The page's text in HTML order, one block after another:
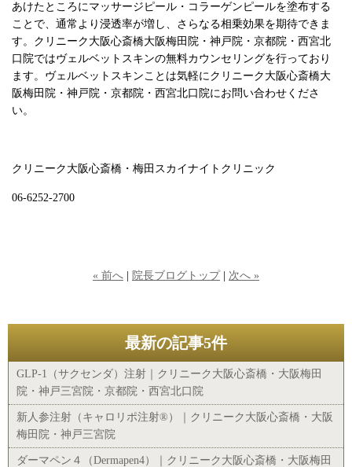
あけたところにマッサージピール・コラーゲンピールを塗布する
ことで、通常より浸透率が増し、さらなる相乗効果を期待できま
す。クリニーク大阪心斎橋大阪梅田院・神戸院・京都院・西宮北
口院ではヴェルベットスキンの無料カウンセリングを行っており
ます。ヴェルベットスキンことは気軽にクリニーク大阪心斎橋大
阪梅田院・神戸院・京都院・西宮北口院にお問い合わせくださ
い。
クリニーク大阪心斎橋・梅田スカイナイトクリニック
06-6252-2700
« 前へ 院長ブログトップ 次へ »
最新の記事5件
GLP-1（サクセンダ）注射｜クリニーク大阪心斎橋・大阪梅田
院・神戸三宮院・京都院・西宮北口院
新人参注射（キャロリポ注射®）｜クリニーク大阪心斎橋・大阪
梅田院・神戸三宮院
ダーマペン４（Dermapen4）｜クリニーク大阪心斎橋・大阪梅田